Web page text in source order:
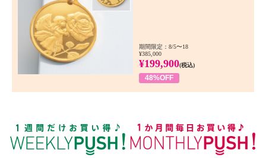
期間限定：8/5〜18
¥385,000
¥199,900(税込)
48%OFF